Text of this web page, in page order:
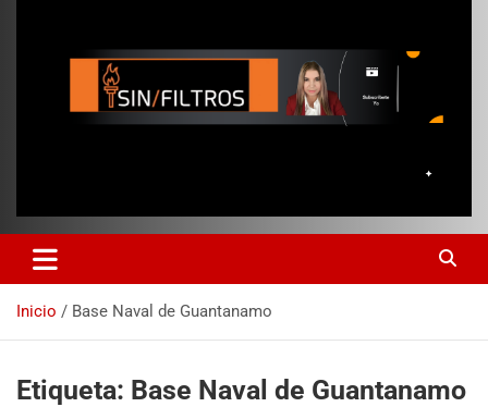
Inicio Base Naval de Guantanamo
Etiqueta: Base Naval de Guantanamo